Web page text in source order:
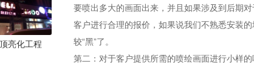
亮化工程
要喷出多大的画面出来，并且如果涉及到后期
客户进行合理的报价，如果说我们不熟悉安装的
较“黑”了。
第二：对于客户提供所需的喷绘画面进行小样的